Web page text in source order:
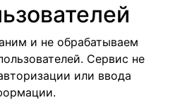
и не обрабатываем
Сервис не
или ввода